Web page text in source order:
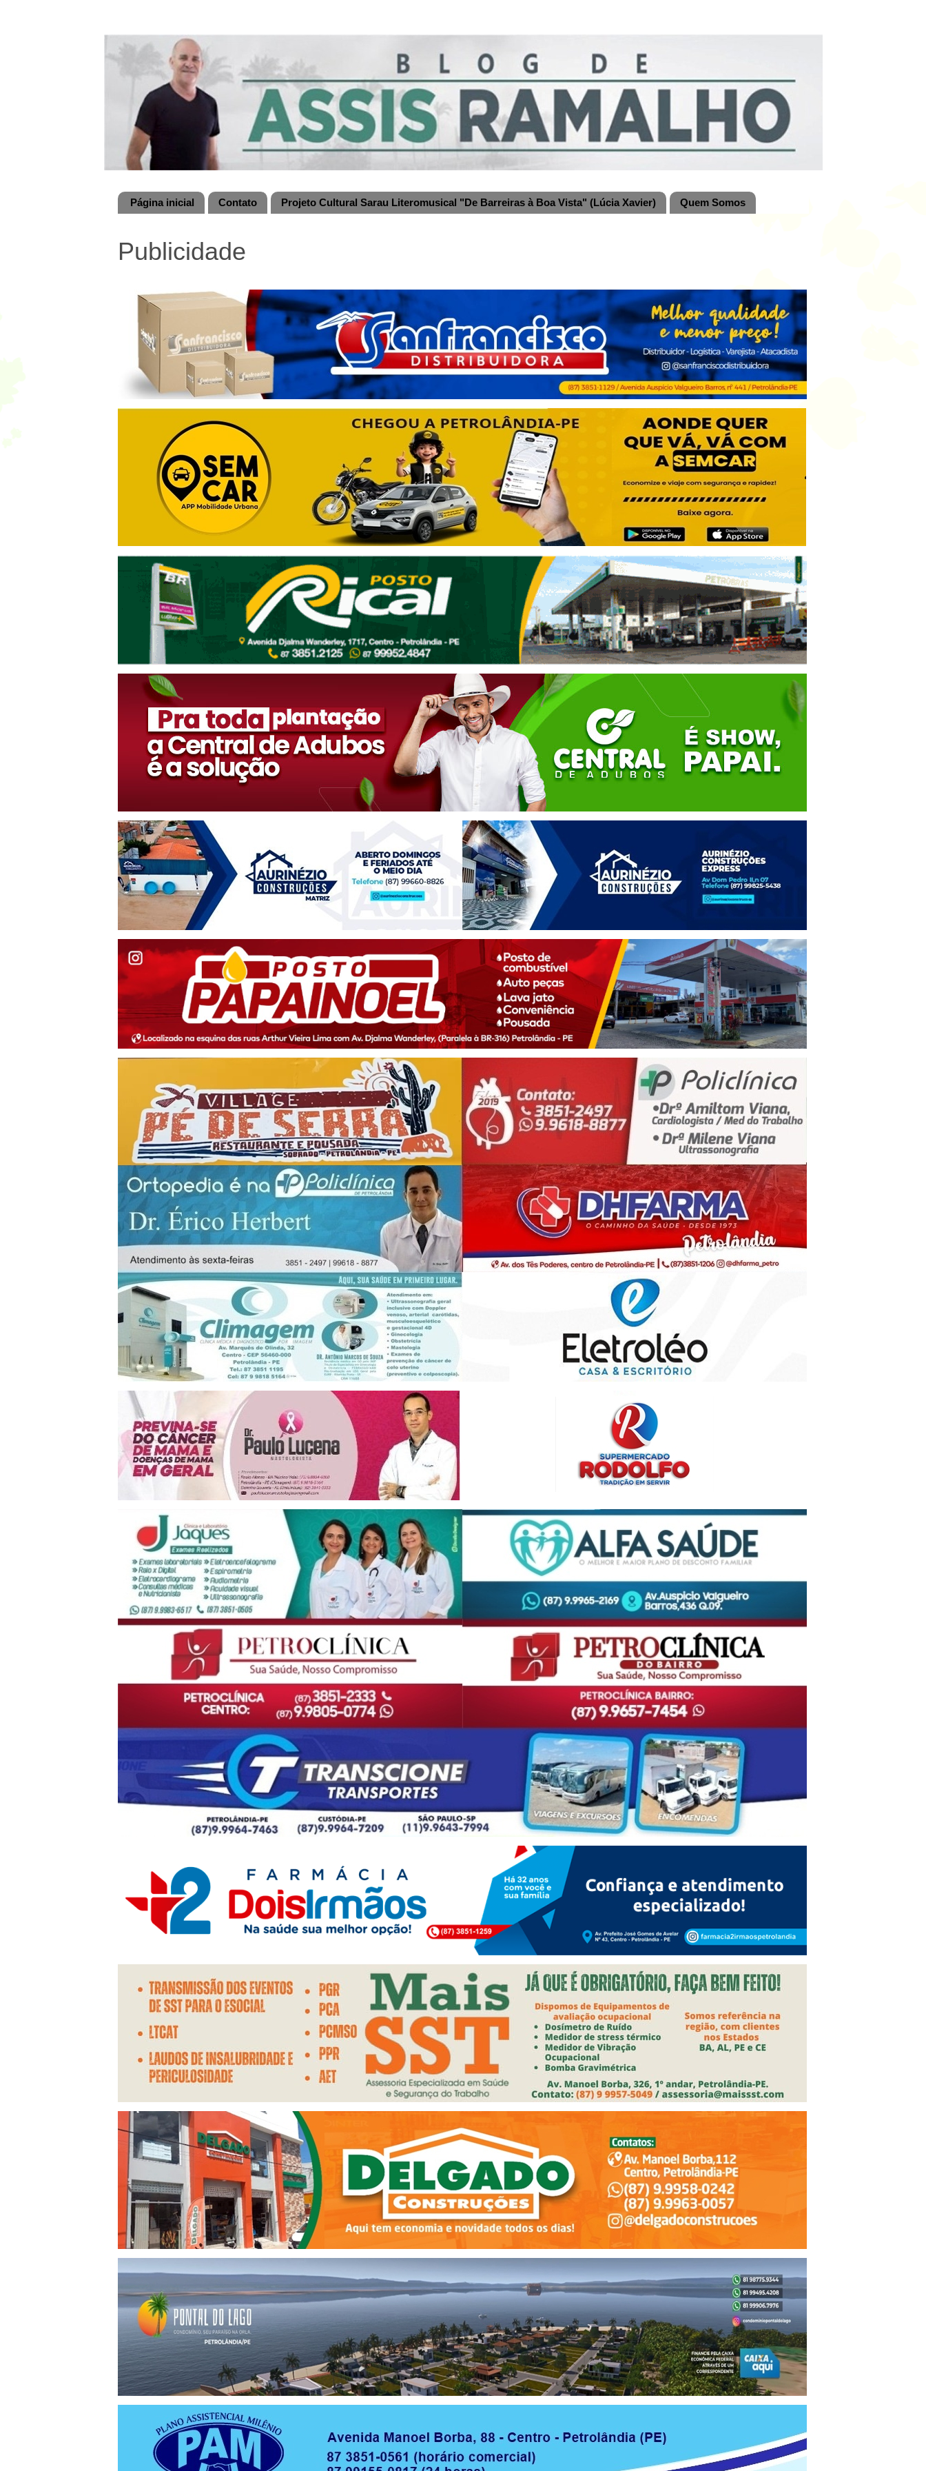
Página inicial Contato Projeto Cultural Sarau Literomusical "De Barreiras à Boa Vista" (Lúcia Xavier) Quem Somos
Publicidade